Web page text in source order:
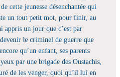
cette jeunesse désenchantée qui
un tout petit mot, pour finir, au
appris un jour que c’est par
le criminel de guerre que
qu’un enfant, ses parents
par une brigade des Oustachis,
de les venger, quoi qu’il lui en